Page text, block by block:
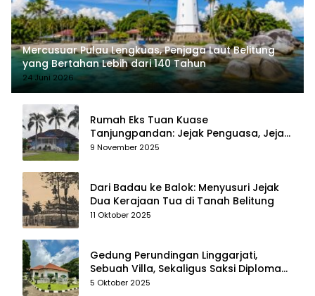
Mercusuar Pulau Lengkuas, Penjaga Laut Belitung
yang Bertahan Lebih dari 140 Tahun
24 Juni 2026
Rumah Eks Tuan Kuase
Tanjungpandan: Jejak Penguasa, Jejak
Kenangan
9 November 2025
Dari Badau ke Balok: Menyusuri Jejak
Dua Kerajaan Tua di Tanah Belitung
11 Oktober 2025
Gedung Perundingan Linggarjati,
Sebuah Villa, Sekaligus Saksi Diplomasi
yang Mengubah Arah Bangsa
5 Oktober 2025